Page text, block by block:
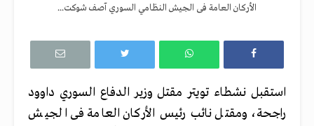
الأركان العامة فى الجيش النظامي السوري آصف شوكت...
استقبل نشطاء تويتر مقتل وزير الدفاع السوري داوود
راجحة، ومقتل نائب رئيس الأركان العامة فى الجيش